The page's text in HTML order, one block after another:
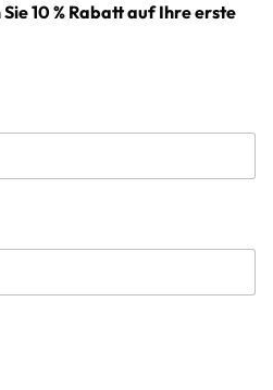
10 % Rabatt auf Ihre erste